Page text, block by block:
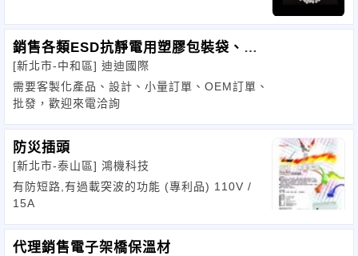
銷售各類ESD抗靜電用塑膠包裝袋、氣
泡布、舒服多布、防靜電鋁箔袋
[新北市-中和區] 迪迪國際
需要客製化產品、設計、小量訂單、OEM訂單、
批發，歡迎來電洽詢
防災插頭
[新北市-泰山區] 鴻機科技
有防短路,有過載突波的功能 (專利品) 110V /
15A
代理銷售電子架橋保溫材